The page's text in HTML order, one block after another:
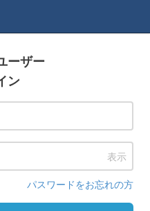
ーザー
ン
表示
パスワードをお忘れの方